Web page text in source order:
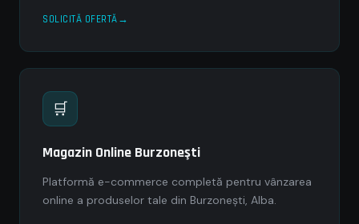
SOLICITĂ OFERTĂ
🛒
Magazin Online Burzoneşti
Platformă e-commerce completă pentru vânzarea
online a produselor tale din Burzoneşti, Alba.